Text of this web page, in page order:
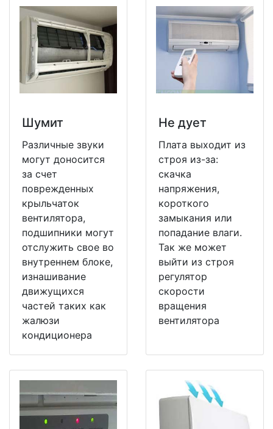
Шумит
Различные звуки
могут доносится
за счет
поврежденных
крыльчаток
вентилятора,
подшипники могут
отслужить свое во
внутреннем блоке,
изнашивание
движущихся
частей таких как
жалюзи
кондиционера
Не дует
Плата выходит из
строя из-за:
скачка
напряжения,
короткого
замыкания или
попадание влаги.
Так же может
выйти из строя
регулятор
скорости
вращения
вентилятора